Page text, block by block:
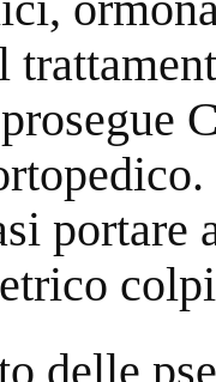
portare
delle